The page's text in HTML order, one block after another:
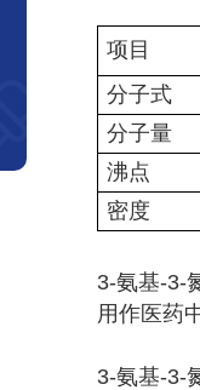
项目
分子式
分子量
沸点
密度
3-氨基-3-
用作医药
3-氨基-3-